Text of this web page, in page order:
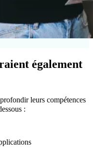
également
leurs compétences
: